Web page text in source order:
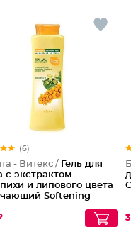
(6)
- Витекс / Гель для
с экстрактом
и липового цвета
Softening